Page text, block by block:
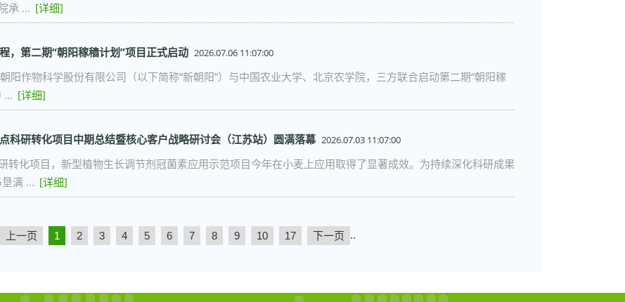
承 ... [详细]
，第二期“朝阳稼穑计划”项目正式启动 2026.07.06 11:07:00
阳作物科学股份有限公司（以下简称“新朝阳”）与中国农业大学、北京农学院，三方联合启动第二期“朝阳稼
... [详细]
科研转化项目中期总结暨核心客户战略研讨会（江苏站）圆满落幕 2026.07.03 11:07:00
转化项目，新型植物生长调节剂冠菌素应用示范项目今年在小麦上应用取得了显著成效。为持续深化科研成果
满 ... [详细]
上一页 1 2 3 4 5 6 7 8 9 10 ..
17 下一页